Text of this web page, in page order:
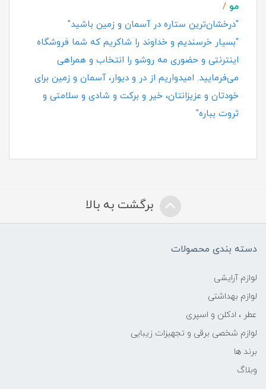
مو /
"درخشان‌ترین ستاره در آسمان و زمین باشید"
"بسیار خرسندیم و خداوند را شاکریم که شما فروشگاه
اینترنتی و حضوری مه روشو را انتخاب و همراهی
می‌فرمایید. امیدواریم از در و دیوار، آسمان و زمین برای
خودتان و عزیزانتان، خیر و برکت و شادی و سلامتی و
ثروت بباره"
برگشت به بالا
دسته بندی محصولات
لوازم آرایشی
لوازم بهداشتی
عطر ، ادکلن و اسپری
لوازم شخصی برقی و تجهیزات زیبایی
برند ها
وبلاگ